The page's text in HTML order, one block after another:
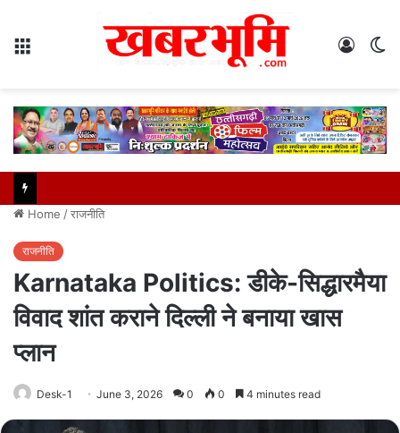
Log
Home /राजनीति
राजनीति
Karnataka Politics: डीके-सिद्धारमैया
विवाद शांत कराने दिल्ली ने बनाया खास
प्लान
Desk-1 June 3, 2026 0 0 4 minutes read